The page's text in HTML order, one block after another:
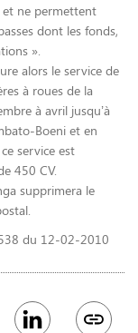
et ne permettent
dont les fonds,
».
alors le service de
à roues de la
à avril jusqu’à
Boeni et en
service est
450 CV.
supprimera le
du 12-02-2010